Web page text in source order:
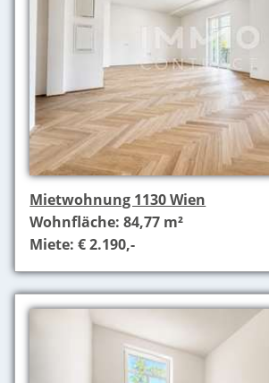
Mietwohnung 1130 Wien
Wohnfläche: 84,77 m²
Miete: € 2.190,-